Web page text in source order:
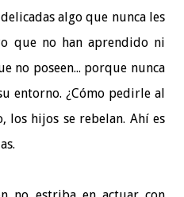
algo que nunca les
que no han aprendido ni
no poseen... porque nunca
entorno. ¿Cómo pedirle al
los hijos se rebelan. Ahí es